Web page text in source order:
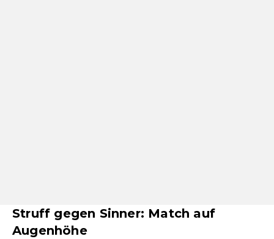
Struff gegen Sinner: Match auf
Augenhöhe